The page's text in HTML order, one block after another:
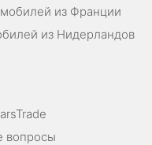
из Франции
из Нидерландов
вопросы